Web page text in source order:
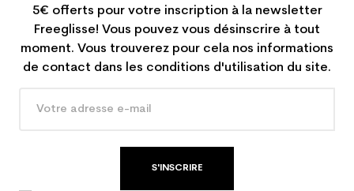
5€ offerts pour votre inscription à la newsletter
Freeglisse! Vous pouvez vous désinscrire à tout
moment. Vous trouverez pour cela nos informations
de contact dans les conditions d'utilisation du site.
S'INSCRIRE